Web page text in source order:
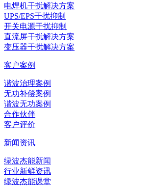
电焊机干扰解决方案
UPS/EPS干扰抑制
开关电源干扰抑制
直流屏干扰解决方案
变压器干扰解决方案
客户案例
谐波治理案例
无功补偿案例
谐波无功案例
合作伙伴
客户评价
新闻资讯
绿波杰能新闻
行业新鲜资讯
绿波杰能课堂